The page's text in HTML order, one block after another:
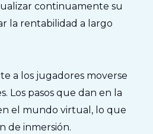
continuamente su
la rentabilidad a largo
a los jugadores moverse
Los pasos que dan en la
el mundo virtual, lo que
de inmersión.